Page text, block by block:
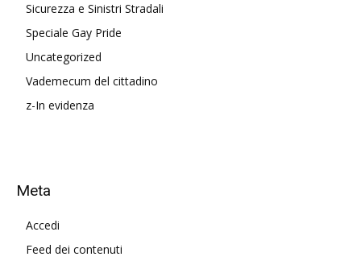
Sicurezza e Sinistri Stradali
Speciale Gay Pride
Uncategorized
Vademecum del cittadino
z-In evidenza
Meta
Accedi
Feed dei contenuti